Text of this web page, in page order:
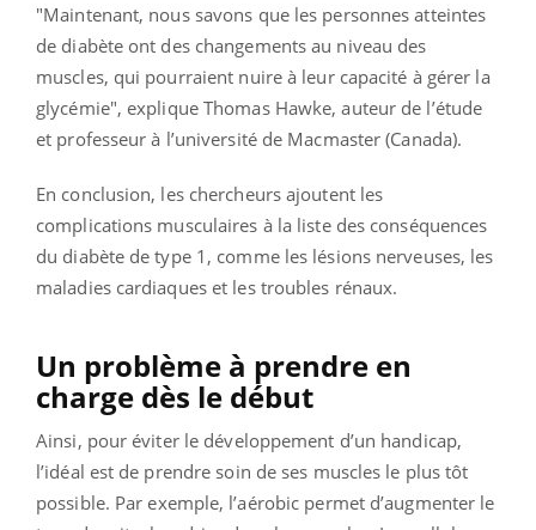
"Maintenant, nous savons que les personnes atteintes
de diabète ont des changements au niveau des
muscles, qui pourraient nuire à leur capacité à gérer la
glycémie", explique Thomas Hawke, auteur de l’étude
et professeur à l’université de Macmaster (Canada).
En conclusion, les chercheurs ajoutent les
complications musculaires à la liste des conséquences
du diabète de type 1, comme les lésions nerveuses, les
maladies cardiaques et les troubles rénaux.
Un problème à prendre en
charge dès le début
Ainsi, pour éviter le développement d’un handicap,
l’idéal est de prendre soin de ses muscles le plus tôt
possible. Par exemple, l’aérobic permet d’augmenter le